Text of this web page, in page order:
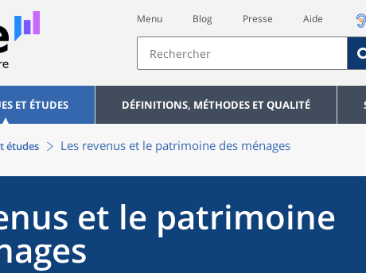
Menu Blog Presse Aide
ET ÉTUDES DÉFINITIONS, MÉTHODES ET QUALITÉ
études Les revenus et le patrimoine des ménages
et le patrimoine